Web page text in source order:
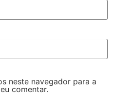
neste navegador para a
comentar.